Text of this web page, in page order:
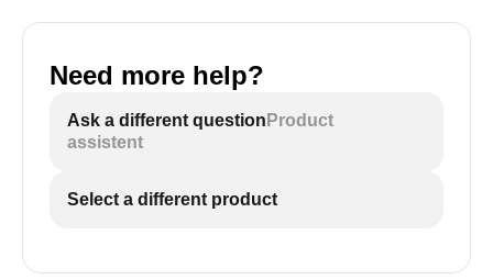
Need more help?
Ask a different question Product
assistent
Select a different product